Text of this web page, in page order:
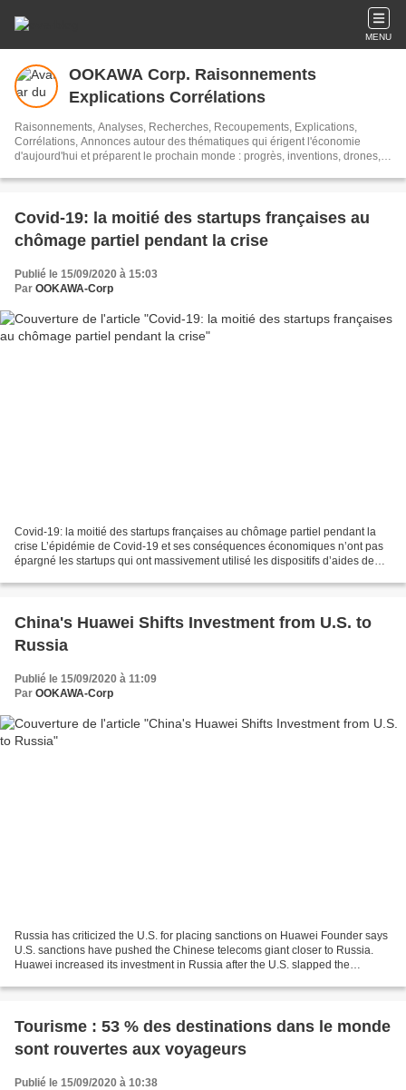
MENU
OOKAWA Corp. Raisonnements
Explications Corrélations
Raisonnements, Analyses, Recherches, Recoupements, Explications,
Corrélations, Annonces autour des thématiques qui érigent l'économie
d'aujourd'hui et préparent le prochain monde : progrès, inventions, drones,
santé, intelligence artificielle, cybersécurité, communication, video, image,
l'information et de la communication) ... Voici les yeux d'OOKAWA Corp. pour
Covid-19: la moitié des startups françaises au
chômage partiel pendant la crise
Publié le 15/09/2020 à 15:03
Par OOKAWA-Corp
Covid-19: la moitié des startups françaises au chômage partiel pendant la
crise L’épidémie de Covid-19 et ses conséquences économiques n’ont pas
épargné les startups qui ont massivement utilisé les dispositifs d’aides de
China's Huawei Shifts Investment from U.S. to
Russia
Publié le 15/09/2020 à 11:09
Par OOKAWA-Corp
Russia has criticized the U.S. for placing sanctions on Huawei Founder says
U.S. sanctions have pushed the Chinese telecoms giant closer to Russia.
Huawei increased its investment in Russia after the U.S. slapped the
Tourisme : 53 % des destinations dans le monde
sont rouvertes aux voyageurs
Publié le 15/09/2020 à 10:38